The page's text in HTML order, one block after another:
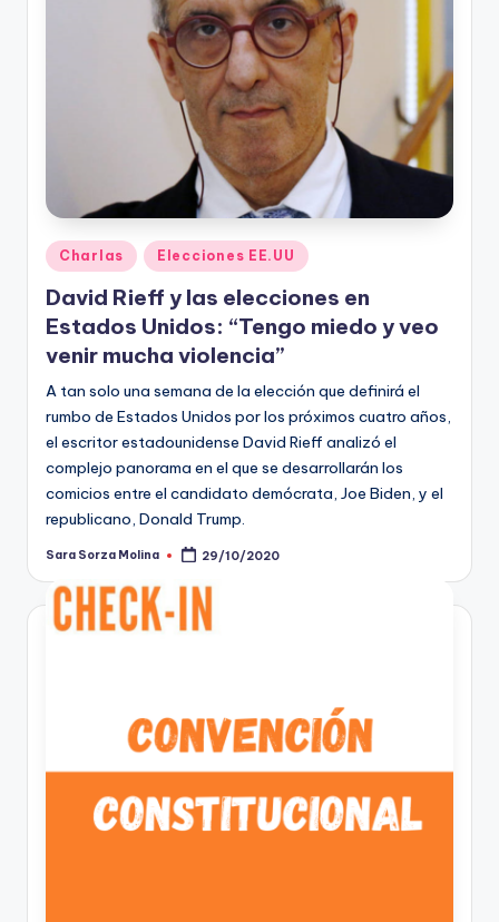
Publicado
en
Charlas Elecciones EE.UU
David Rieff y las elecciones en
Estados Unidos: “Tengo miedo y veo
venir mucha violencia”
A tan solo una semana de la elección que definirá el
rumbo de Estados Unidos por los próximos cuatro años,
el escritor estadounidense David Rieff analizó el
complejo panorama en el que se desarrollarán los
comicios entre el candidato demócrata, Joe Biden, y el
republicano, Donald Trump.
Publicado
Sara Sorza Molina 29/10/2020